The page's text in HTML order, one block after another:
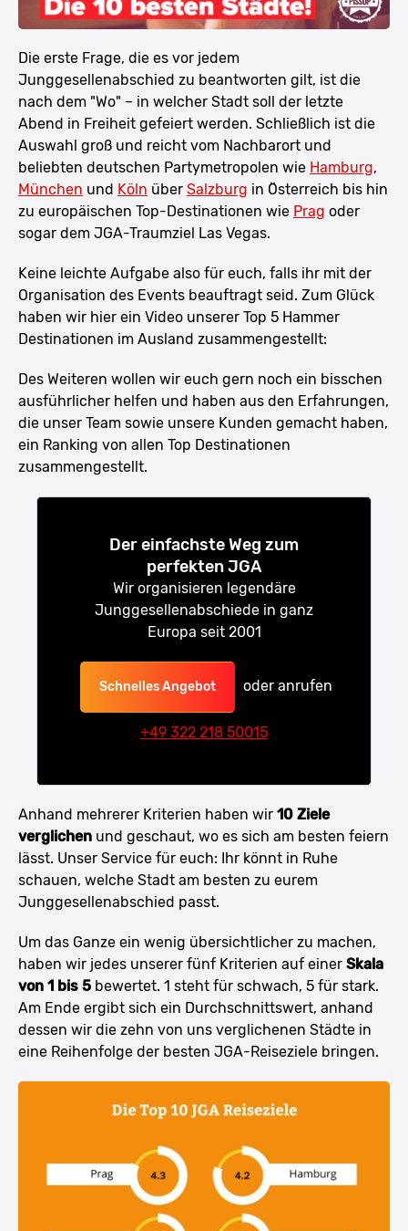
Die erste Frage, die es vor jedem
Junggesellenabschied zu beantworten gilt, ist die
nach dem "Wo" – in welcher Stadt soll der letzte
Abend in Freiheit gefeiert werden. Schließlich ist die
Auswahl groß und reicht vom Nachbarort und
beliebten deutschen Partymetropolen wie Hamburg,
München und Köln über Salzburg in Österreich bis hin
zu europäischen Top-Destinationen wie Prag oder
sogar dem JGA-Traumziel Las Vegas.
Keine leichte Aufgabe also für euch, falls ihr mit der
Organisation des Events beauftragt seid. Zum Glück
haben wir hier ein Video unserer Top 5 Hammer
Destinationen im Ausland zusammengestellt:
Des Weiteren wollen wir euch gern noch ein bisschen
ausführlicher helfen und haben aus den Erfahrungen,
die unser Team sowie unsere Kunden gemacht haben,
ein Ranking von allen Top Destinationen
zusammengestellt.
Der einfachste Weg zum
perfekten JGA
Wir organisieren legendäre
Junggesellenabschiede in ganz
Europa seit 2001
Schnelles Angebot oder anrufen
+49 322 218 50015
Anhand mehrerer Kriterien haben wir 10 Ziele
verglichen und geschaut, wo es sich am besten feiern
lässt. Unser Service für euch: Ihr könnt in Ruhe
schauen, welche Stadt am besten zu eurem
Junggesellenabschied passt.
Um das Ganze ein wenig übersichtlicher zu machen,
haben wir jedes unserer fünf Kriterien auf einer Skala
von 1 bis 5 bewertet. 1 steht für schwach, 5 für stark.
Am Ende ergibt sich ein Durchschnittswert, anhand
dessen wir die zehn von uns verglichenen Städte in
eine Reihenfolge der besten JGA-Reiseziele bringen.